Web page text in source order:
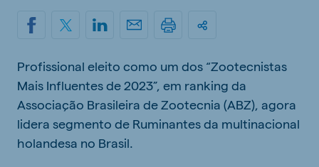
Profissional eleito como um dos “Zootecnistas
Mais Influentes de 2023”, em ranking da
Associação Brasileira de Zootecnia (ABZ), agora
lidera segmento de Ruminantes da multinacional
holandesa no Brasil.